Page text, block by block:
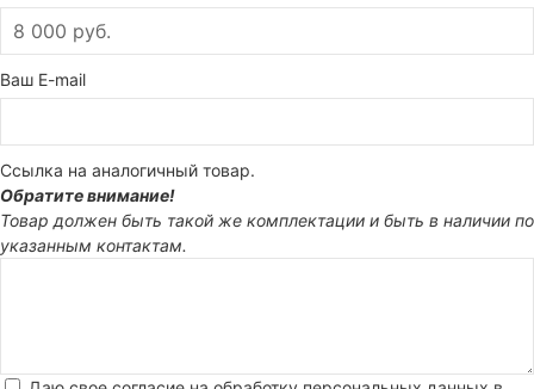
Ваш E-mail
Ссылка на аналогичный товар.
Обратите внимание!
Товар должен быть такой же комплектации и быть в наличии по
указанным контактам.